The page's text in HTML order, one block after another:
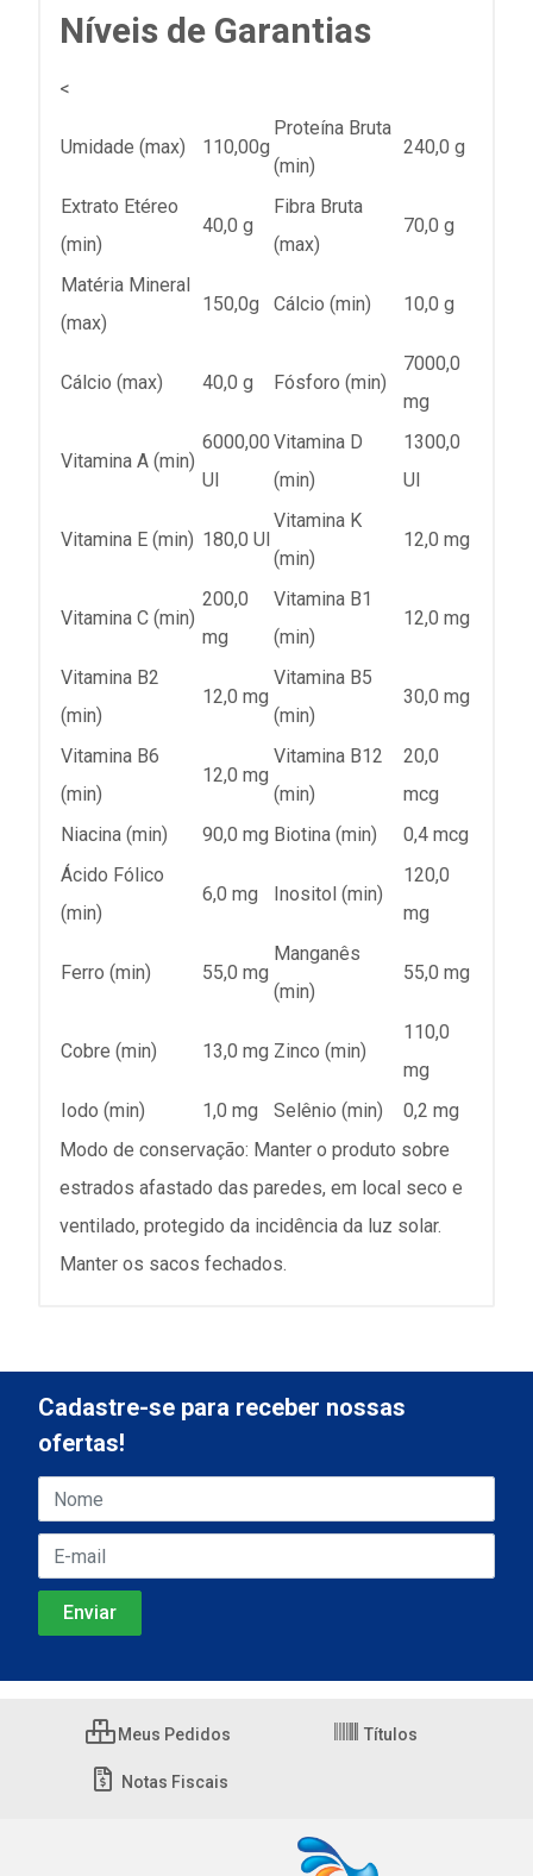
Níveis de Garantias
<
Umidade (max) 110,00g
Proteína Bruta
(min)
240,0 g
Extrato Etéreo
(min)
40,0 g
Fibra Bruta
(max)
70,0 g
Matéria Mineral
(max)
150,0g Cálcio (min) 10,0 g
Cálcio (max) 40,0 g Fósforo (min)
7000,0
mg
Vitamina A (min)
6000,00
UI
Vitamina D
(min)
1300,0
UI
Vitamina E (min) 180,0 UI
Vitamina K
(min)
12,0 mg
Vitamina C (min)
200,0
mg
Vitamina B1
(min)
12,0 mg
Vitamina B2
(min)
12,0 mg
Vitamina B5
(min)
30,0 mg
Vitamina B6
(min)
12,0 mg
Vitamina B12
(min)
20,0
mcg
Niacina (min)
90,0 mg Biotina (min)
0,4 mcg
Ácido Fólico
(min)
6,0 mg Inositol (min)
120,0
mg
Ferro (min) 55,0 mg
Manganês
(min)
55,0 mg
Cobre (min) 13,0 mg Zinco (min)
110,0
mg
Iodo (min)
1,0 mg Selênio (min)
0,2 mg
Modo de conservação: Manter o produto sobre
estrados afastado das paredes, em local seco e
ventilado, protegido da incidência da luz solar.
Manter os sacos fechados.
Cadastre-se para receber nossas
ofertas!
Meus Pedidos Títulos
Notas Fiscais